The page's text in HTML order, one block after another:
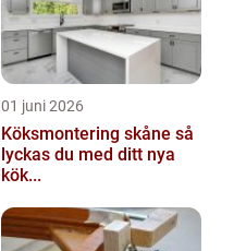
01 juni 2026
Köksmontering skåne så
lyckas du med ditt nya
kök...